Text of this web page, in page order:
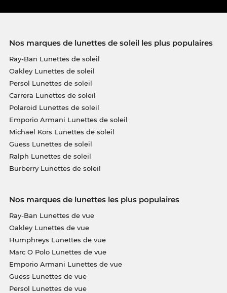
Nos marques de lunettes de soleil les plus populaires
Ray-Ban Lunettes de soleil
Oakley Lunettes de soleil
Persol Lunettes de soleil
Carrera Lunettes de soleil
Polaroid Lunettes de soleil
Emporio Armani Lunettes de soleil
Michael Kors Lunettes de soleil
Guess Lunettes de soleil
Ralph Lunettes de soleil
Burberry Lunettes de soleil
Nos marques de lunettes les plus populaires
Ray-Ban Lunettes de vue
Oakley Lunettes de vue
Humphreys Lunettes de vue
Marc O Polo Lunettes de vue
Emporio Armani Lunettes de vue
Guess Lunettes de vue
Persol Lunettes de vue